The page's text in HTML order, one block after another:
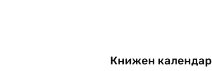
Книжен календар